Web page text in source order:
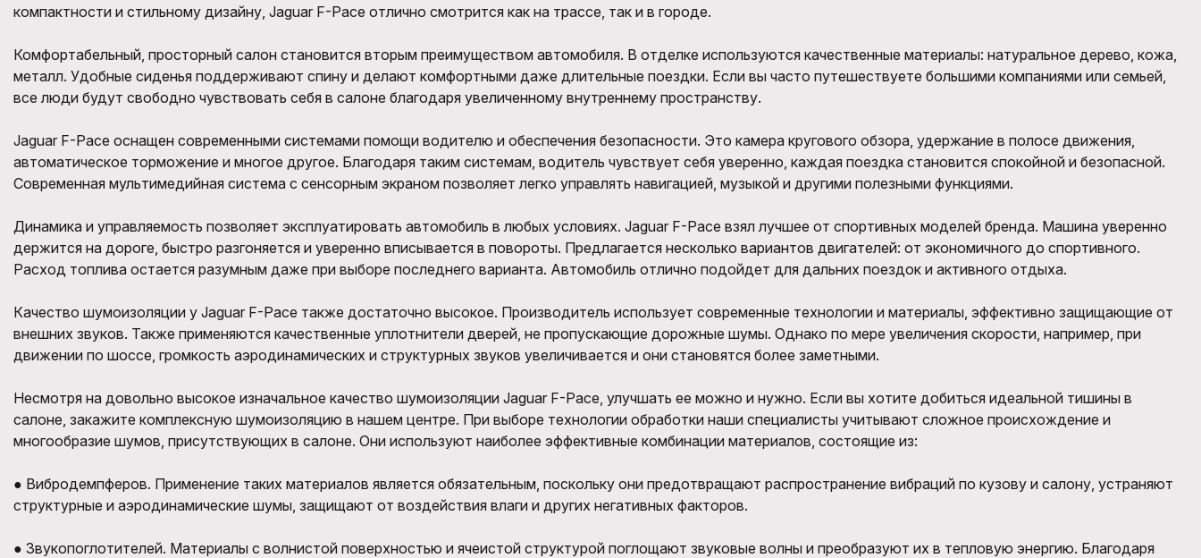
компактности и стильному дизайну, Jaguar F-Pace отлично смотрится как на трассе, так и в городе.
Комфортабельный, просторный салон становится вторым преимуществом автомобиля. В отделке используются качественные материалы: натуральное дерево, кожа,
металл. Удобные сиденья поддерживают спину и делают комфортными даже длительные поездки. Если вы часто путешествуете большими компаниями или семьей,
все люди будут свободно чувствовать себя в салоне благодаря увеличенному внутреннему пространству.
Jaguar F-Pace оснащен современными системами помощи водителю и обеспечения безопасности. Это камера кругового обзора, удержание в полосе движения,
автоматическое торможение и многое другое. Благодаря таким системам, водитель чувствует себя уверенно, каждая поездка становится спокойной и безопасной.
Современная мультимедийная система с сенсорным экраном позволяет легко управлять навигацией, музыкой и другими полезными функциями.
Динамика и управляемость позволяет эксплуатировать автомобиль в любых условиях. Jaguar F-Pace взял лучшее от спортивных моделей бренда. Машина уверенно
держится на дороге, быстро разгоняется и уверенно вписывается в повороты. Предлагается несколько вариантов двигателей: от экономичного до спортивного.
Расход топлива остается разумным даже при выборе последнего варианта. Автомобиль отлично подойдет для дальних поездок и активного отдыха.
Качество шумоизоляции у Jaguar F-Pace также достаточно высокое. Производитель использует современные технологии и материалы, эффективно защищающие от
внешних звуков. Также применяются качественные уплотнители дверей, не пропускающие дорожные шумы. Однако по мере увеличения скорости, например, при
движении по шоссе, громкость аэродинамических и структурных звуков увеличивается и они становятся более заметными.
Несмотря на довольно высокое изначальное качество шумоизоляции Jaguar F-Pace, улучшать ее можно и нужно. Если вы хотите добиться идеальной тишины в
салоне, закажите комплексную шумоизоляцию в нашем центре. При выборе технологии обработки наши специалисты учитывают сложное происхождение и
многообразие шумов, присутствующих в салоне. Они используют наиболее эффективные комбинации материалов, состоящие из:
● Вибродемпферов. Применение таких материалов является обязательным, поскольку они предотвращают распространение вибраций по кузову и салону, устраняют
структурные и аэродинамические шумы, защищают от воздействия влаги и других негативных факторов.
● Звукопоглотителей. Материалы с волнистой поверхностью и ячеистой структурой поглощают звуковые волны и преобразуют их в тепловую энергию. Благодаря